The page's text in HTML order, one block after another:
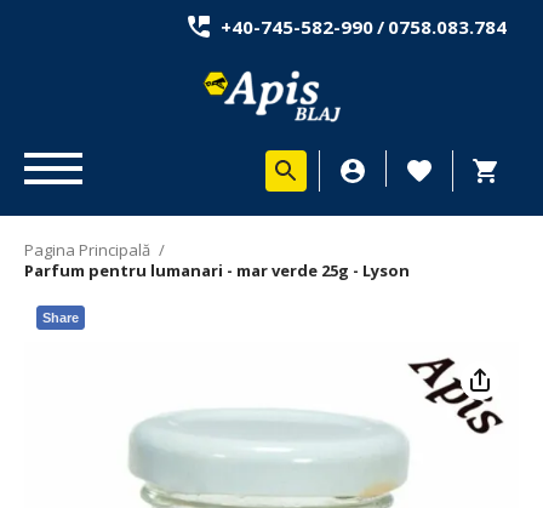
+40-745-582-990/ 0758.083.784
Pagina Principală /
Parfum pentru lumanari - mar verde 25g - Lyson
Share